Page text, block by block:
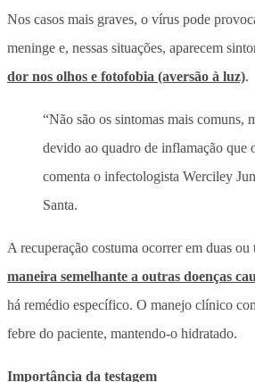
Nos casos mais graves, o vírus pode
meninge e, nessas situações, aparecem
dor nos olhos e fotofobia (aversão à luz).
“Não são os sintomas mais comuns,
devido ao quadro de inflamação que
comenta o infectologista Werciley
Santa.
A recuperação costuma ocorrer em duas ou
maneira semelhante a outras doenças
há remédio específico. O manejo clínico
febre do paciente, mantendo-o hidratado.
Importância da testagem